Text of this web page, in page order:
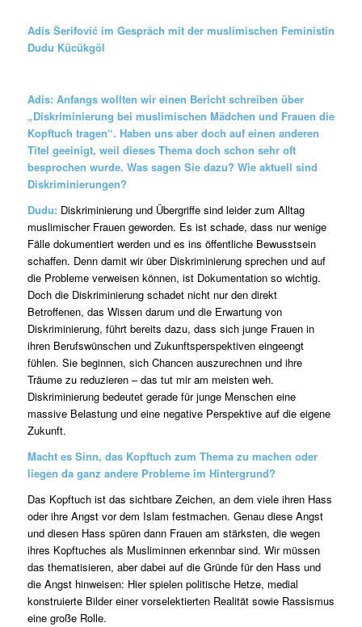
Adis Šerifović im Gespräch mit der muslimischen Feministin
Dudu Kücükgöl
Adis: Anfangs wollten wir einen Bericht schreiben über
„Diskriminierung bei muslimischen Mädchen und Frauen die
Kopftuch tragen“. Haben uns aber doch auf einen anderen
Titel geeinigt, weil dieses Thema doch schon sehr oft
besprochen wurde. Was sagen Sie dazu? Wie aktuell sind
Diskriminierungen?
Dudu: Diskriminierung und Übergriffe sind leider zum Alltag
muslimischer Frauen geworden. Es ist schade, dass nur wenige
Fälle dokumentiert werden und es ins öffentliche Bewusstsein
schaffen. Denn damit wir über Diskriminierung sprechen und auf
die Probleme verweisen können, ist Dokumentation so wichtig.
Doch die Diskriminierung schadet nicht nur den direkt
Betroffenen, das Wissen darum und die Erwartung von
Diskriminierung, führt bereits dazu, dass sich junge Frauen in
ihren Berufswünschen und Zukunftsperspektiven eingeengt
fühlen. Sie beginnen, sich Chancen auszurechnen und ihre
Träume zu reduzieren – das tut mir am meisten weh.
Diskriminierung bedeutet gerade für junge Menschen eine
massive Belastung und eine negative Perspektive auf die eigene
Zukunft.
Macht es Sinn, das Kopftuch zum Thema zu machen oder
liegen da ganz andere Probleme im Hintergrund?
Das Kopftuch ist das sichtbare Zeichen, an dem viele ihren Hass
oder ihre Angst vor dem Islam festmachen. Genau diese Angst
und diesen Hass spüren dann Frauen am stärksten, die wegen
ihres Kopftuches als Musliminnen erkennbar sind. Wir müssen
das thematisieren, aber dabei auf die Gründe für den Hass und
die Angst hinweisen: Hier spielen politische Hetze, medial
konstruierte Bilder einer vorselektierten Realität sowie Rassismus
eine große Rolle.